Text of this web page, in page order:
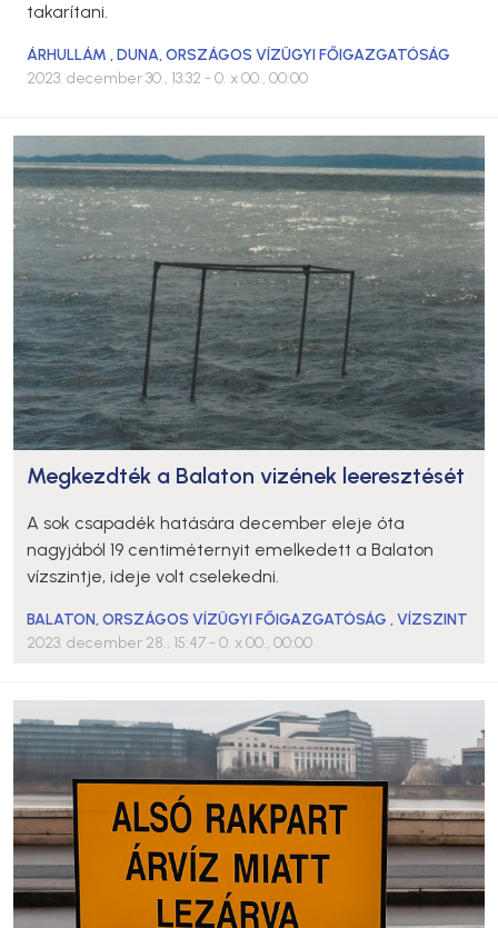
takarítani.
ÁRHULLÁM ,DUNA,ORSZÁGOS VÍZÜGYI FŐIGAZGATÓSÁG
2023. december 30., 13:32 - 0. x 00., 00:00
Megkezdték a Balaton vizének leeresztését
A sok csapadék hatására december eleje óta
nagyjából 19 centiméternyit emelkedett a Balaton
vízszintje, ideje volt cselekedni.
BALATON,ORSZÁGOS VÍZÜGYI FŐIGAZGATÓSÁG ,VÍZSZINT
2023. december 28., 15:47 - 0. x 00., 00:00